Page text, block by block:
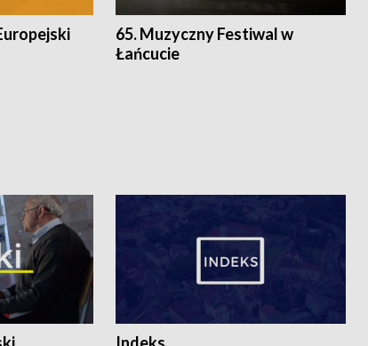
65. Muzyczny Festiwal w
Łańcucie